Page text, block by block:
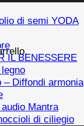
di semi YODA
IL BENESSERE
– Diffondi armonia
Mantra
di ciliegio